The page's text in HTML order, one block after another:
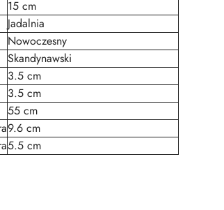
15 cm
Jadalnia
Nowoczesny
Skandynawski
3.5 cm
3.5 cm
55 cm
9.6 cm
5.5 cm